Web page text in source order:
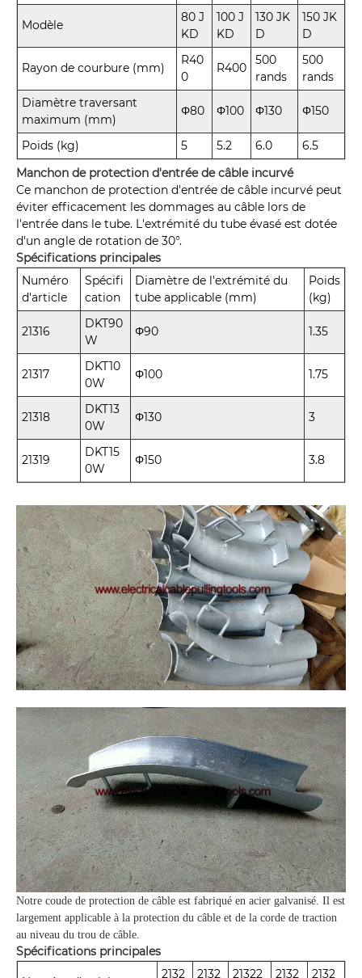
Modèle
80 J
KD
100 J
KD
130 JK
D
150 JK
D
Rayon de courbure (mm)
R40
0
R400
500
rands
500
rands
Diamètre traversant
maximum (mm)
Φ80 Φ100 Φ130 Φ150
Poids (kg) 5 5.2 6.0
6.5
Manchon de protection d'entrée de câble incurvé
Ce manchon de protection d'entrée de câble incurvé peut
éviter efficacement les dommages au câble lors de
l'entrée dans le tube. L'extrémité du tube évasé est dotée
d'un angle de rotation de 30°.
Spécifications principales
Numéro
d'article
Spécifi
cation
Diamètre de l'extrémité du
tube applicable (mm)
Poids
(kg)
21316
DKT90
W
Φ90 1.35
21317
DKT10
0W
Φ100 1.75
21318
DKT13
0W
Φ130 3
21319
DKT15
0W
Φ150 3.8
Notre coude de protection de câble est fabriqué en acier galvanisé. Il est
largement applicable à la protection du câble et de la corde de traction
au niveau du trou de câble.
Spécifications principales
2132 2132 21322 2132 2132